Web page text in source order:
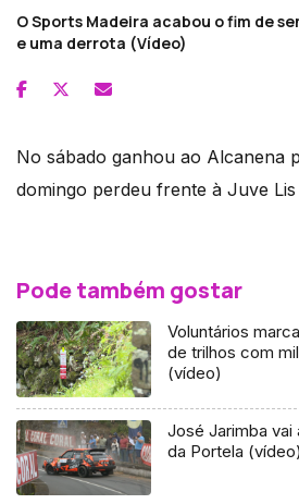
O Sports Madeira acabou o fim de
e uma derrota (Vídeo)
No sábado ganhou ao Alcanena
domingo perdeu frente à Juve
Pode também gostar
Voluntários
de trilhos com
(vídeo)
José Jarimba vai
da Portela (vídeo)